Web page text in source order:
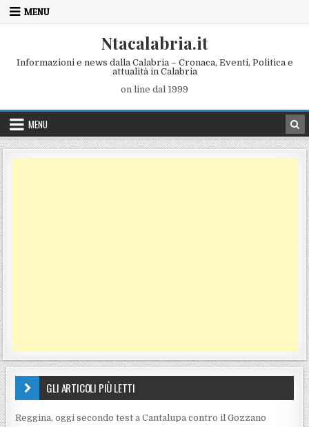
Skip to content
MENU
Ntacalabria.it
Informazioni e news dalla Calabria – Cronaca, Eventi, Politica e
attualità in Calabria
on line dal 1999
MENU
GLI ARTICOLI PIÙ LETTI
Reggina, oggi secondo test a Cantalupa contro il Gozzano